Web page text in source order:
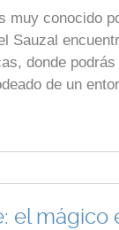
muy conocido
Sauzal
donde
de un
el mágico